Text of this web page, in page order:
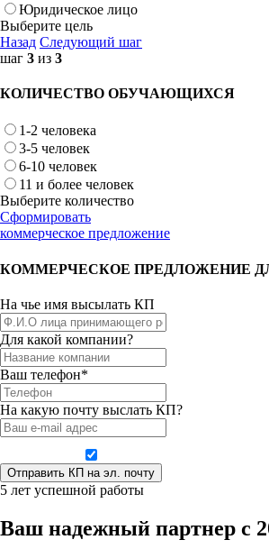
Юридическое лицо
Выберите цель
Назад Следующий шаг
шаг 3 из 3
КОЛИЧЕСТВО ОБУЧАЮЩИХСЯ
1-2 человека
3-5 человек
6-10 человек
11 и более человек
Выберите количество
Сформировать
коммерческое предложение
КОММЕРЧЕСКОЕ ПРЕДЛОЖЕНИЕ
На чье имя высылать КП
Для какой компании?
Ваш телефон*
На какую почту выслать КП?
5 лет успешной работы
Ваш надежный партнер с